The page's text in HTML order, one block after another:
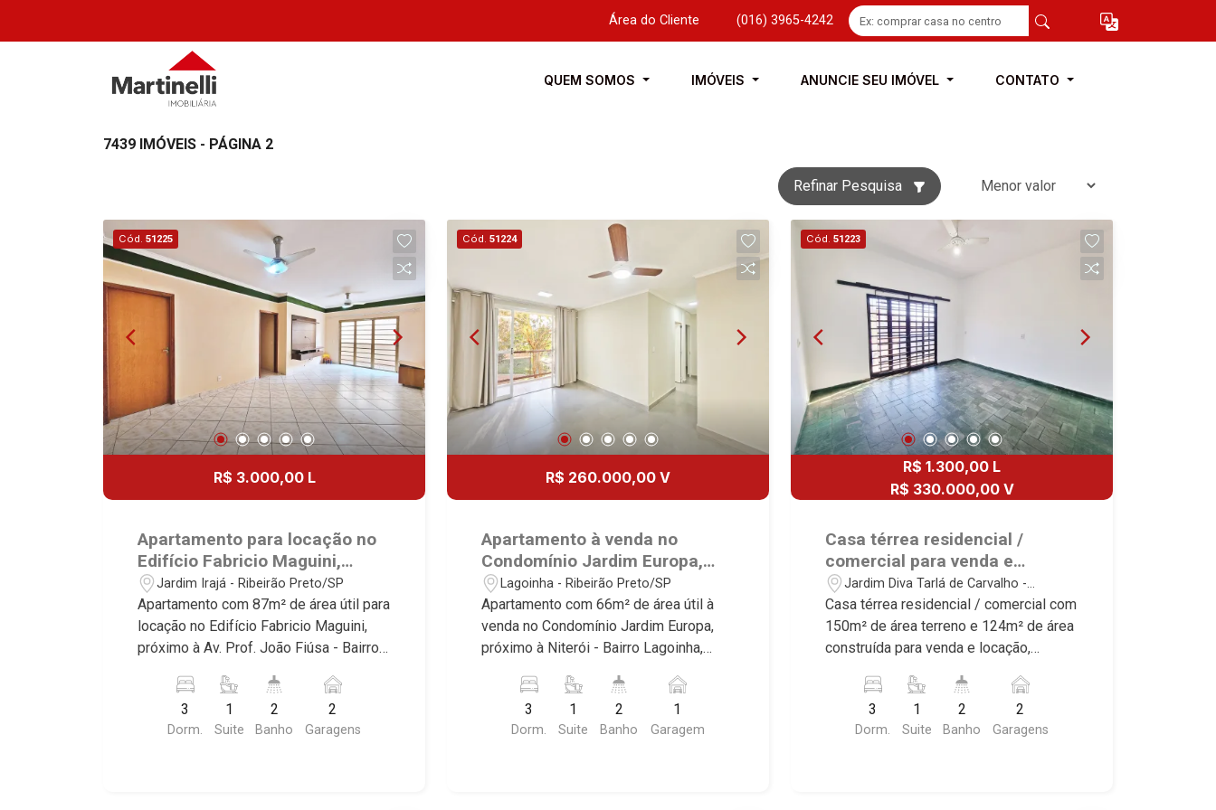
Área do Cliente (016) 3965-4242
QUEM SOMOS IMÓVEIS ANUNCIE SEU IMÓVEL CONTATO
7439 IMÓVEIS - PÁGINA 2
Refinar Pesquisa
Cód. 51225
R$ 3.000,00 L
Apartamento para locação no
Edifício Fabricio Maguini,
próximo à Av. Prof. João Fiúsa
- Ribeirão Preto/SP.
Jardim Irajá - Ribeirão Preto/SP
Apartamento com 87m² de área útil para
locação no Edifício Fabricio Maguini,
próximo à Av. Prof. João Fiúsa - Bairro
Conheça as características deste
imóvel que a Martinelli Imobiliária
selecionou para você: - 87m² de área
3
Dorm.
1
Suite
2
Banho
2
Garagens
Cód. 51224
R$ 260.000,00 V
Apartamento à venda no
Condomínio Jardim Europa,
próximo à Niterói - Ribeirão
Preto/SP.
Lagoinha - Ribeirão Preto/SP
Apartamento com 66m² de área útil à
venda no Condomínio Jardim Europa,
próximo à Niterói - Bairro Lagoinha,
características deste imóvel que a
Martinelli Imobiliária selecionou para
você: - 66m² de área útil - 3 dormtiórios
3
Dorm.
1
Suite
2
Banho
1
Garagem
Cód. 51223
R$ 1.300,00 L
R$ 330.000,00 V
Casa térrea residencial /
comercial para venda e
locação no Bairro Jardim Diva
Tarlá de Carvalho, próximo ao
Mialich Supermercados -
Ribeirão Preto/SP.
Jardim Diva Tarlá de Carvalho -
Ribeirão Preto/SP
Casa térrea residencial / comercial com
150m² de área terreno e 124m² de área
construída para venda e locação,
Bairro Jardim Diva Tarlá de Carvalho,
Ribeirão Preto/SP. Conheça as
características deste imóvel que a
3
Dorm.
1
Suite
2
Banho
2
Garagens